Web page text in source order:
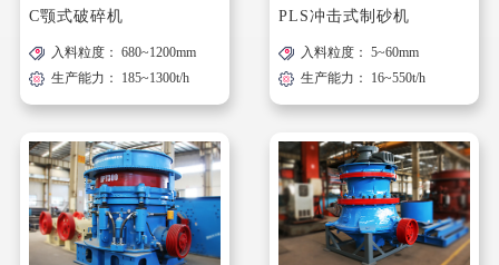
C颚式破碎机
入料粒度： 680~1200mm
生产能力： 185~1300t/h
PLS冲击式制砂机
入料粒度： 5~60mm
生产能力： 16~550t/h